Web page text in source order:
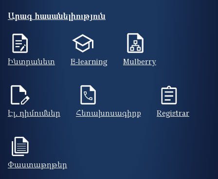
Արագ հասանելիություն
Ինտրանետ E-learning Mulberry
Էլ. դիմումներ Հեռախոսագիրք Registrar
Փաստաթղթեր